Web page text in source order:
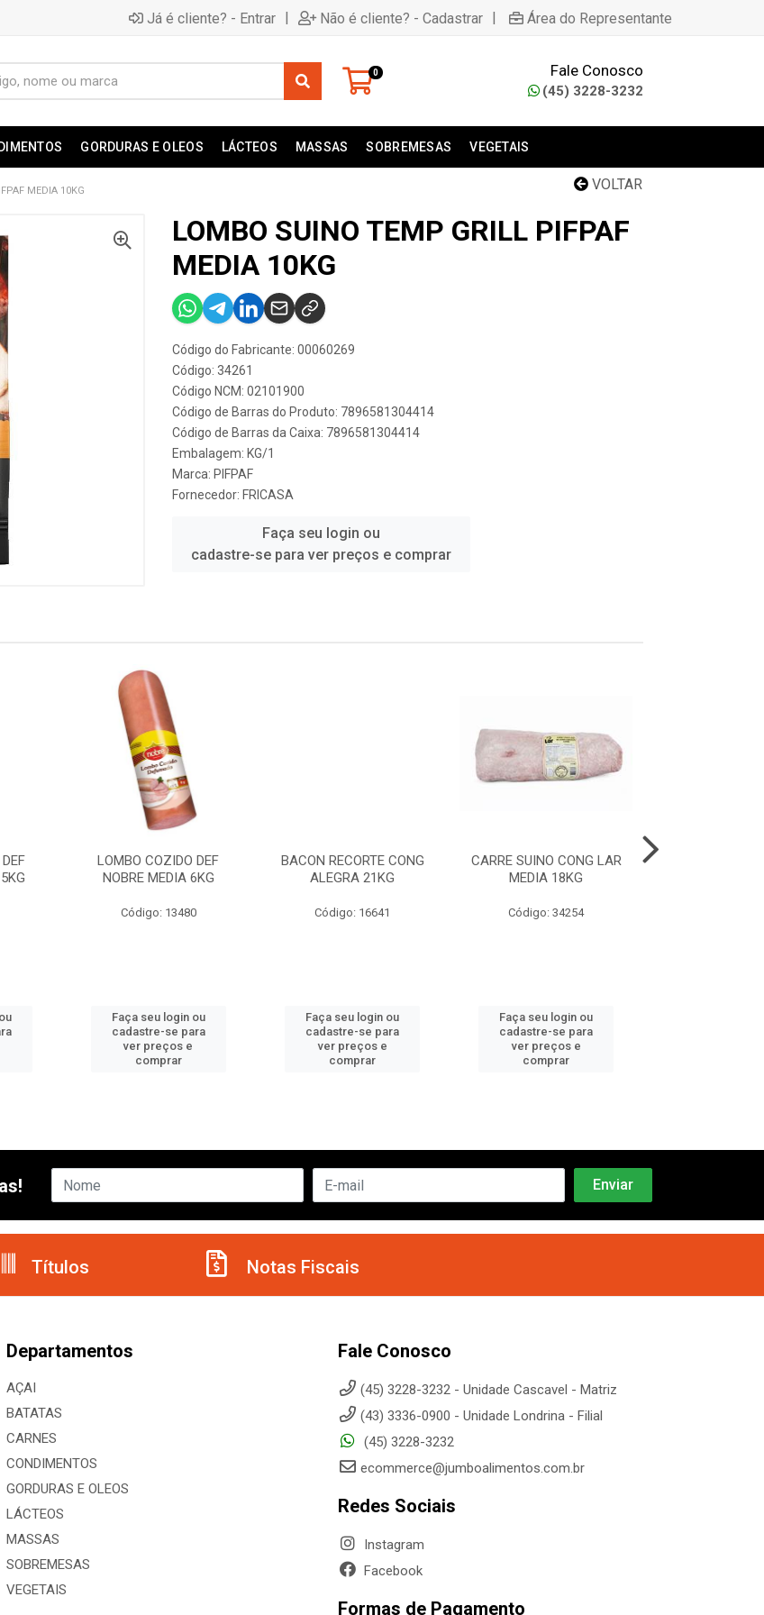
Já é cliente? - Entrar | Não é cliente? - Cadastrar | Área do Representante
0 Fale Conosco
(45) 3228-3232
GORDURAS E OLEOS LÁCTEOS MASSAS SOBREMESAS VEGETAIS
VOLTAR
MEDIA 10KG
LOMBO SUINO TEMP GRILL PIFPAF
MEDIA 10KG
Código do Fabricante: 00060269
Código: 34261
Código NCM: 02101900
Código de Barras do Produto: 7896581304414
Código de Barras da Caixa: 7896581304414
Embalagem: KG/1
Marca: PIFPAF
Fornecedor: FRICASA
Faça seu login ou
cadastre-se para ver preços e comprar
LOMBO COZIDO DEF
NOBRE MEDIA 6KG
Código: 13480
Faça seu login ou
cadastre-se para
ver preços e
comprar
BACON RECORTE CONG
ALEGRA 21KG
Código: 16641
Faça seu login ou
cadastre-se para
ver preços e
comprar
CARRE SUINO CONG LAR
MEDIA 18KG
Código: 34254
Faça seu login ou
cadastre-se para
ver preços e
comprar
Títulos Notas Fiscais
Departamentos
AÇAI
BATATAS
CARNES
CONDIMENTOS
GORDURAS E OLEOS
LÁCTEOS
MASSAS
SOBREMESAS
VEGETAIS
Fale Conosco
(45) 3228-3232 - Unidade Cascavel - Matriz
(43) 3336-0900 - Unidade Londrina - Filial
(45) 3228-3232
ecommerce@jumboalimentos.com.br
Redes Sociais
Instagram
Facebook
Formas de Pagamento